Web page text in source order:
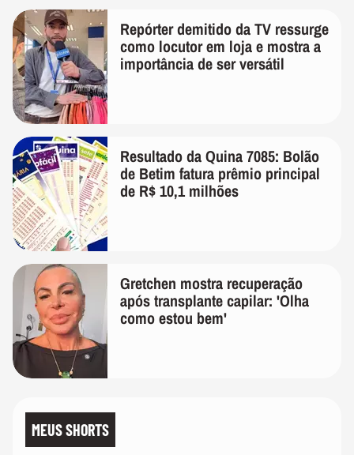
Repórter demitido da TV ressurge
como locutor em loja e mostra a
importância de ser versátil
Resultado da Quina 7085: Bolão
de Betim fatura prêmio principal
de R$ 10,1 milhões
Gretchen mostra recuperação
após transplante capilar: 'Olha
como estou bem'
MEUS SHORTS